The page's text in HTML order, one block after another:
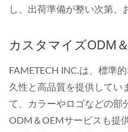
し、出荷準備が整い次第、
カスタマイズODM
FAMETECH INC.は、標準
久性と高品質を提供してい
て、カラーやロゴなどの部
ODM＆OEMサービスも提